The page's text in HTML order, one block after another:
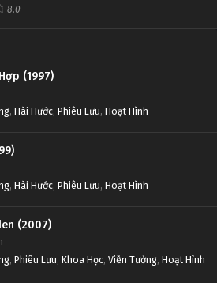
8.0
(1997)
, Hài Hước, Phiêu Lưu, Hoạt Hình
, Hài Hước, Phiêu Lưu, Hoạt Hình
(2007)
, Phiêu Lưu, Khoa Học, Viễn Tưởng, Hoạt Hình